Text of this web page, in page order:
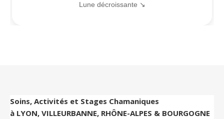
Lune décroissante ↘
Soins, Activités et Stages Chamaniques
à LYON, VILLEURBANNE, RHÔNE-ALPES & BOURGOGNE